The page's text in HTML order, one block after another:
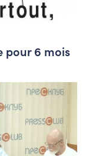
pour 6 mois